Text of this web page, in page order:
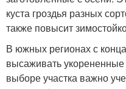
куста гроздья разных
также повысит
В южных регионах с
высаживать
выборе участка важно